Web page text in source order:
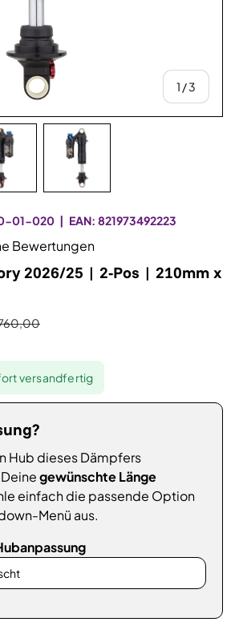
1 /von
3
01-020 | EAN: 821973492223
Bewertungen
2026/25 | 2-Pos | 210mm x
versandfertig
Hub dieses Dämpfers
gewünschte Länge
einfach die passende Option
Menü aus.